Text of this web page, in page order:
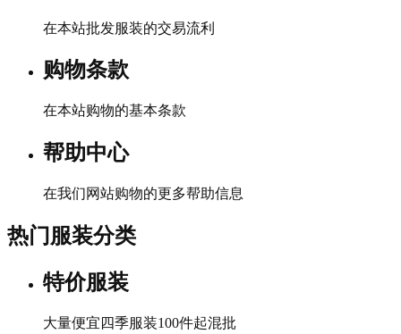
在本站批发服装的交易流利
购物条款
在本站购物的基本条款
帮助中心
在我们网站购物的更多帮助信息
热门服装分类
特价服装
大量便宜四季服装100件起混批